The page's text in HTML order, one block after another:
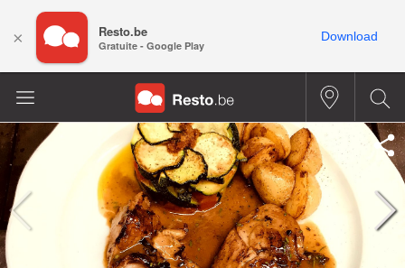
× Resto.be
Gratuite - Google Play
Download